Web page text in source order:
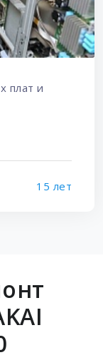
плат и
15 лет